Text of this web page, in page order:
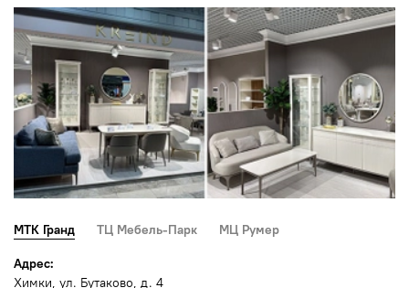
МТК Гранд ТЦ Мебель-Парк МЦ Румер
Адрес:
Химки, ул. Бутаково, д. 4